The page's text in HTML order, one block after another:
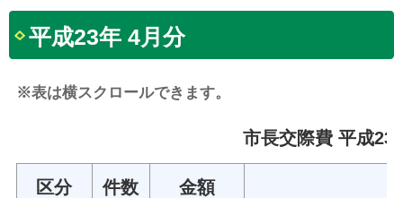
平成23年 4月分
※表は横スクロールできます。
市長交際費 平成23
区分 件数 金額